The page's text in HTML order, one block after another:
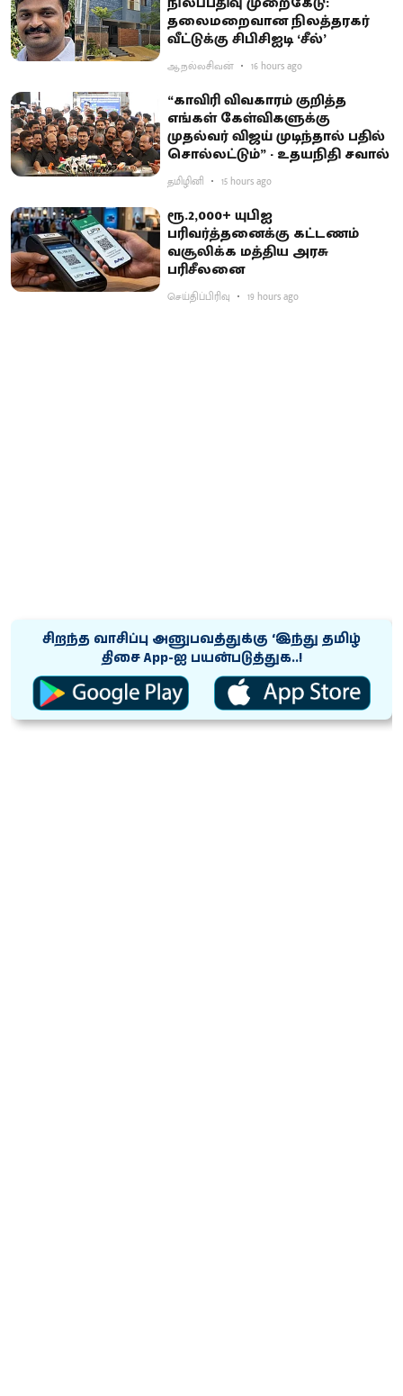
தலைமறைவான நிலத்தரகர்
வீட்டுக்கு சிபிசிஐடி ‘சீல்’
ஆ.நல்லசிவன் 16 hours ago
“காவிரி விவகாரம் குறித்த
எங்கள் கேள்விகளுக்கு
முதல்வர் விஜய் முடிந்தால் பதில்
சொல்லட்டும்” - உதயநிதி சவால்
தமிழினி 15 hours ago
ரூ.2,000+ யுபிஐ
பரிவர்த்தனைக்கு கட்டணம்
வசூலிக்க மத்திய அரசு
பரிசீலனை
செய்திப்பிரிவு 19 hours ago
சிறந்த வாசிப்பு அனுபவத்துக்கு ‘இந்து தமிழ்
திசை App-ஐ பயன்படுத்துக..!